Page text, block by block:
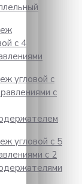
с 4
угловой с
с
угловой с 5
с 2